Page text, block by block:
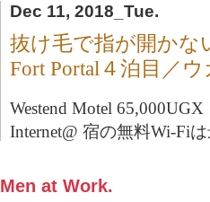
Dec 11, 2018_Tue.
抜け毛で指が開かな
Fort Portal４泊目／
Westend Motel
Internet@ 宿の無料Wi-Fi
Men at Work.